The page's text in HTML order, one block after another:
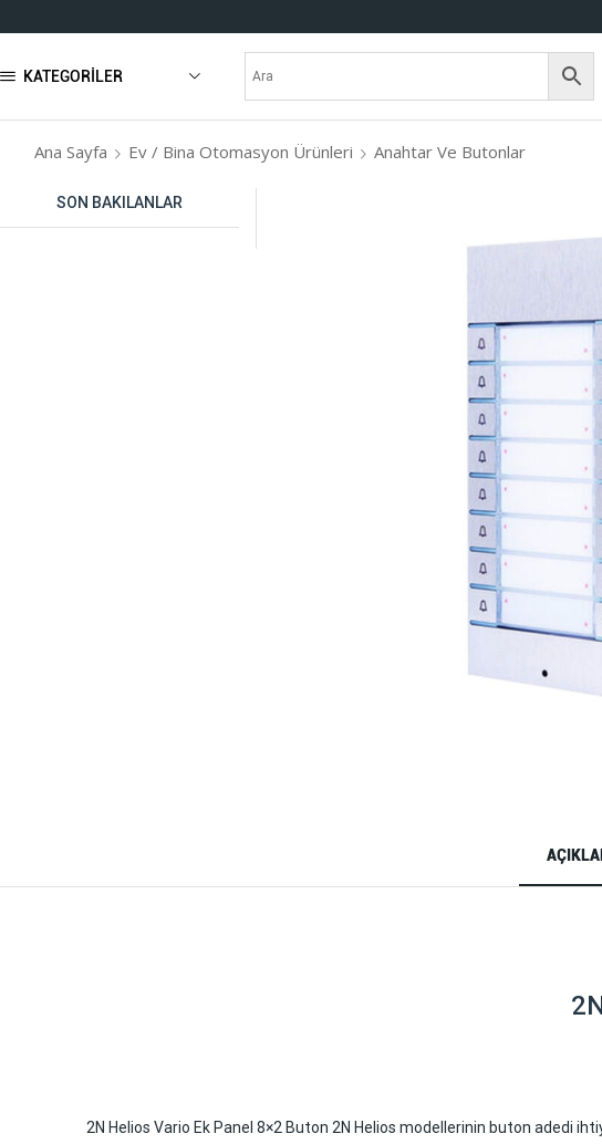
KATEGORILER
Ana Sayfa Ev / Bina Otomasyon Ürünleri Anahtar Ve Butonlar
SON BAKILANLAR
2N Helios Vario Ek Panel 8×2 Buton 2N Helios modellerinin buton adedi